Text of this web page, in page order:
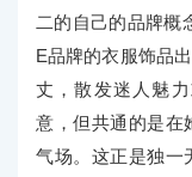
二的自己的品牌概
E品牌的衣服饰品
丈，散发迷人魅
意，但共通的是在
气场。这正是独一